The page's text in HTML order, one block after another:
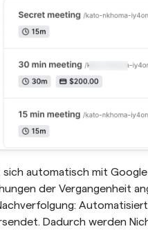
automatisch mit
der Vergangenheit
Dadurch werden